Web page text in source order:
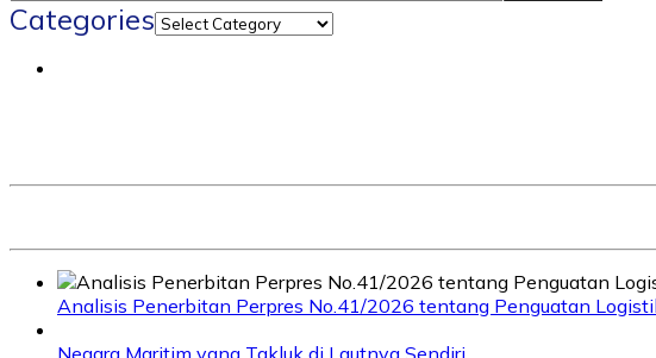
Categories
Analisis Penerbitan Perpres No.41/2026 tentang Penguatan